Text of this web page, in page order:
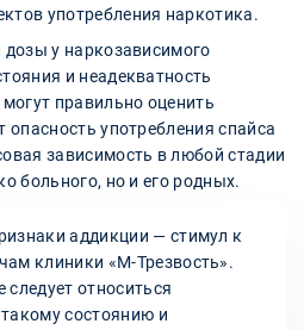
употребления наркотика.
у наркозависимого
и неадекватность
правильно оценить
употребления спайса
зависимость в любой стадии
больного, но и его родных.
аддикции — стимул к
клиники «М-Трезвость».
относиться
состоянию и